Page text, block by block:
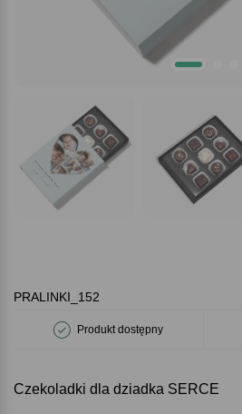
PRALINKI_152
Produkt dostępny
Czekoladki dla dziadka SERCE